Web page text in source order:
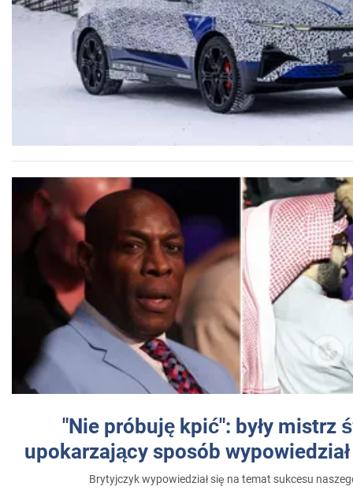
"Nie próbuję kpić": były mistrz
upokarzający sposób
Brytyjczyk wypowiedział się na temat sukcesu